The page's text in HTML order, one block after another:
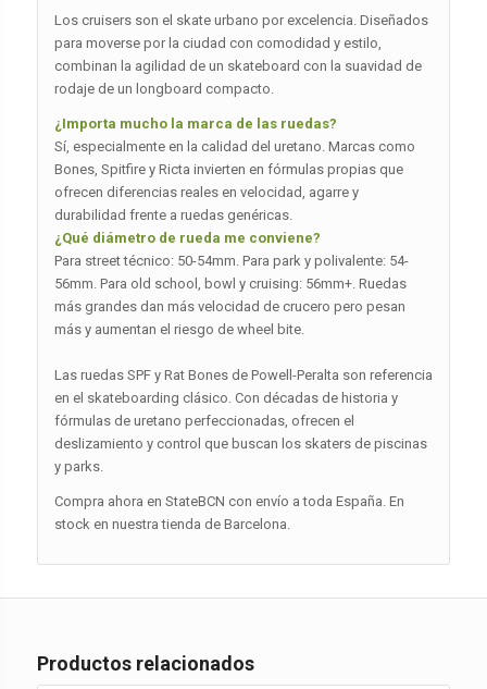
Los cruisers son el skate urbano por excelencia. Diseñados
para moverse por la ciudad con comodidad y estilo,
combinan la agilidad de un skateboard con la suavidad de
rodaje de un longboard compacto.
¿Importa mucho la marca de las ruedas?
Sí, especialmente en la calidad del uretano. Marcas como
Bones, Spitfire y Ricta invierten en fórmulas propias que
ofrecen diferencias reales en velocidad, agarre y
durabilidad frente a ruedas genéricas.
¿Qué diámetro de rueda me conviene?
Para street técnico: 50-54mm. Para park y polivalente: 54-
56mm. Para old school, bowl y cruising: 56mm+. Ruedas
más grandes dan más velocidad de crucero pero pesan
más y aumentan el riesgo de wheel bite.
Las ruedas SPF y Rat Bones de Powell-Peralta son referencia
en el skateboarding clásico. Con décadas de historia y
fórmulas de uretano perfeccionadas, ofrecen el
deslizamiento y control que buscan los skaters de piscinas
y parks.
Compra ahora en StateBCN con envío a toda España. En
stock en nuestra tienda de Barcelona.
Productos relacionados